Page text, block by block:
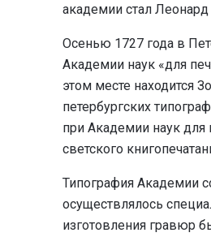
академии стал
Осенью 1727 года в
Академии наук «для
этом месте находится
петербургских
при Академии наук для
светского
Типография Академии
осуществлялось
изготовления гравюр